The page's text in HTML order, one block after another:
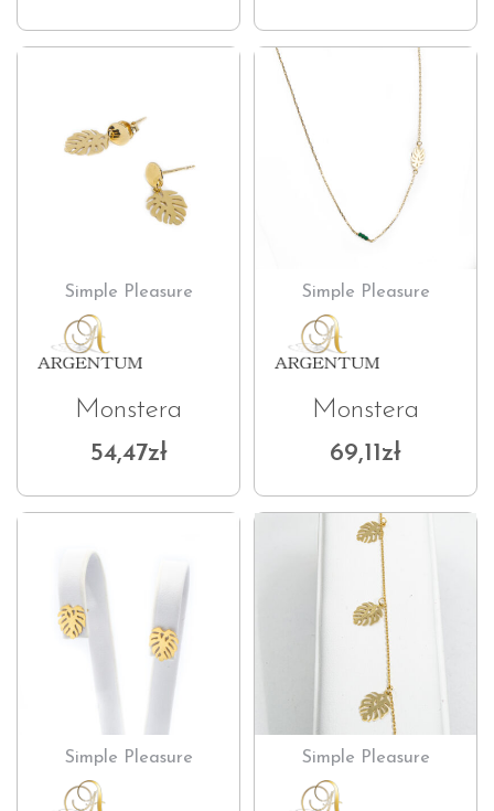
Simple Pleasure
Monstera
54,47zł
Simple Pleasure
Monstera
69,11 zł
Simple Pleasure Simple Pleasure